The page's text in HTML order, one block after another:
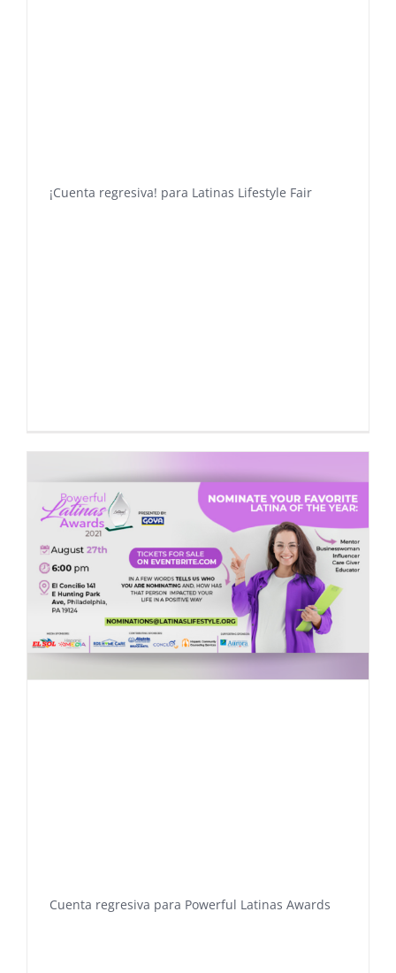
¡Cuenta regresiva! para Latinas Lifestyle Fair
Cuenta regresiva para Powerful Latinas Awards